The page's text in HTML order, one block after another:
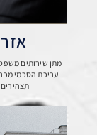
מתן שירותים
עריכת הסכמי
תצהירים